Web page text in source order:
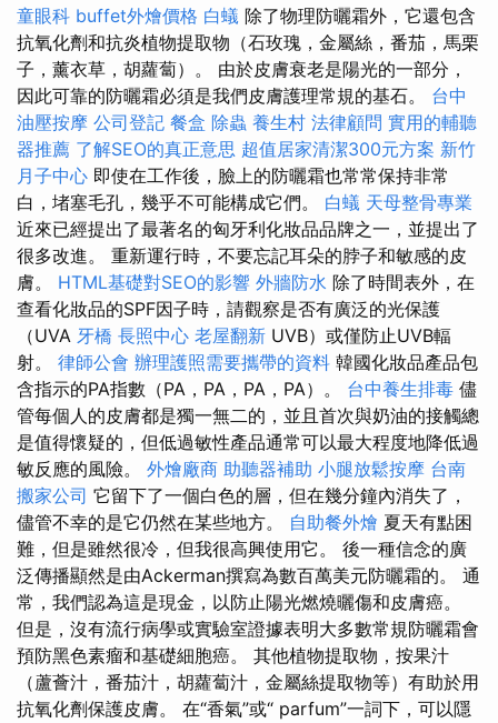
童眼科 buffet外燴價格 白蟻 除了物理防曬霜外，它還包含
抗氧化劑和抗炎植物提取物（石玫瑰，金屬絲，番茄，馬栗
子，薰衣草，胡蘿蔔）。 由於皮膚衰老是陽光的一部分，
因此可靠的防曬霜必須是我們皮膚護理常規的基石。 台中
油壓按摩 公司登記 餐盒 除蟲 養生村 法律顧問 實用的輔聽
器推薦 了解SEO的真正意思 超值居家清潔300元方案 新竹
月子中心 即使在工作後，臉上的防曬霜也常常保持非常
白，堵塞毛孔，幾乎不可能構成它們。 白蟻 天母整骨專業
近來已經提出了最著名的匈牙利化妝品品牌之一，並提出了
很多改進。 重新運行時，不要忘記耳朵的脖子和敏感的皮
膚。 HTML基礎對SEO的影響 外牆防水 除了時間表外，在
查看化妝品的SPF因子時，請觀察是否有廣泛的光保護
（UVA 牙橋 長照中心 老屋翻新 UVB）或僅防止UVB輻
射。 律師公會 辦理護照需要攜帶的資料 韓國化妝品產品包
含指示的PA指數（PA，PA，PA，PA）。 台中養生排毒 儘
管每個人的皮膚都是獨一無二的，並且首次與奶油的接觸總
是值得懷疑的，但低過敏性產品通常可以最大程度地降低過
敏反應的風險。 外燴廠商 助聽器補助 小腿放鬆按摩 台南
搬家公司 它留下了一個白色的層，但在幾分鐘內消失了，
儘管不幸的是它仍然在某些地方。 自助餐外燴 夏天有點困
難，但是雖然很冷，但我很高興使用它。 後一種信念的廣
泛傳播顯然是由Ackerman撰寫為數百萬美元防曬霜的。 通
常，我們認為這是現金，以防止陽光燃燒曬傷和皮膚癌。
但是，沒有流行病學或實驗室證據表明大多數常規防曬霜會
預防黑色素瘤和基礎細胞癌。 其他植物提取物，按果汁
（蘆薈汁，番茄汁，胡蘿蔔汁，金屬絲提取物等）有助於用
抗氧化劑保護皮膚。 在“香氣”或“ parfum”一詞下，可以隱